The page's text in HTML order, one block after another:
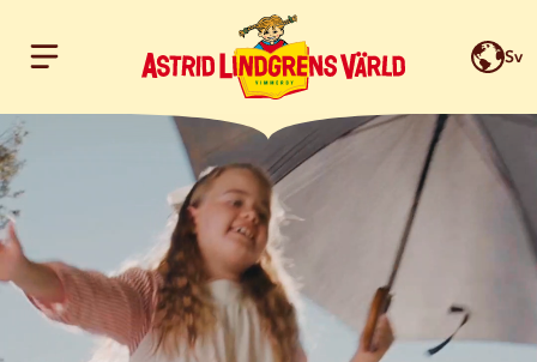
Hoppa till innehållet Sv